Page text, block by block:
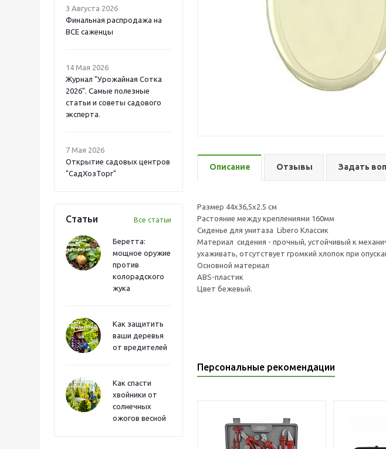
3 Августа 2026
Финальная распродажа на
ВСЕ саженцы
14 Мая 2026
Журнал "Урожайная Сотка
2026". Самые полезные
статьи и советы садового
эксперта.
7 Мая 2026
Открытие садовых центров
"СадХозТорг"
Статьи Все статьи
Беретта:
мощное оружие
против
колорадского
жука
Как защитить
ваши деревья
от вредителей
Как спасти
хвойники от
солнечных
ожогов весной
Описание Отзывы Задать
Размер 44х36,5х2.5 см
Растояние между креплениями 160мм
Сиденье для унитаза Libero Классик
Материал сидения - прочный, устойчивый к
ухаживать, отсутствует громкий хлопок при
Основной материал
ABS-пластик
Цвет бежевый.
Персональные рекомендации